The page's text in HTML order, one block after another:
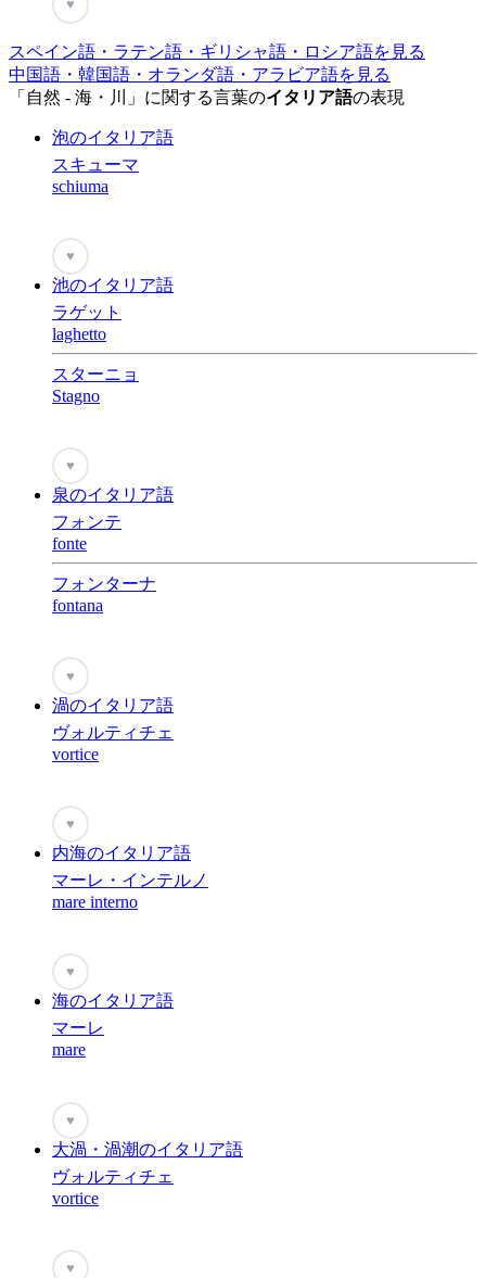
♥
スペイン語・ラテン語・ギリシャ語・ロシア語を見る
中国語・韓国語・オランダ語・アラビア語を見る
「自然 - 海・川」に関する言葉のイタリア語の表現
泡のイタリア語
スキューマ
schiuma
♥
池のイタリア語
ラゲット
laghetto
スターニョ
Stagno
♥
泉のイタリア語
フォンテ
fonte
フォンターナ
fontana
♥
渦のイタリア語
ヴォルティチェ
vortice
♥
内海のイタリア語
マーレ・インテルノ
mare interno
♥
海のイタリア語
マーレ
mare
♥
大渦・渦潮のイタリア語
ヴォルティチェ
vortice
♥